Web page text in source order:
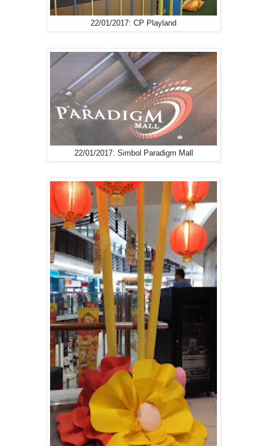
22/01/2017: CP Playland
22/01/2017: Simbol Paradigm Mall